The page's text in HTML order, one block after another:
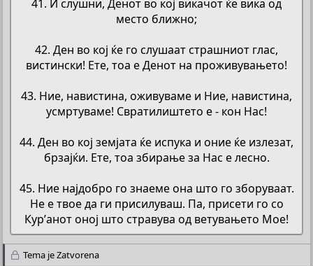
41. И слушни, Денот во кој викачот ќе вика од
место ближно;
42. Ден во кој ќе го слушаат страшниот глас,
вистински! Ете, тоа е Денот на проживувањето!
43. Ние, навистина, оживуваме и Ние, навистина,
усмртуваме! Свратилиштето е - кон Нас!
44. Ден во кој земјата ќе испука и оние ќе излезат,
брзајќи. Ете, тоа збирање за Нас е лесно.
45. Ние најдобро го знаеме она што го зборуваат.
Не е твое да ги присилуваш. Па, присети го со
Кур’анот оној што стравува од ветувањето Мое!​
Tema je Zatvorena